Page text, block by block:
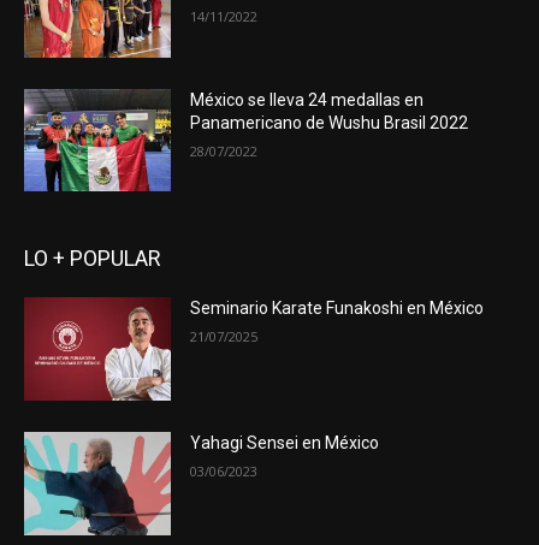
14/11/2022
México se lleva 24 medallas en
Panamericano de Wushu Brasil 2022
28/07/2022
LO + POPULAR
Seminario Karate Funakoshi en México
21/07/2025
Yahagi Sensei en México
03/06/2023